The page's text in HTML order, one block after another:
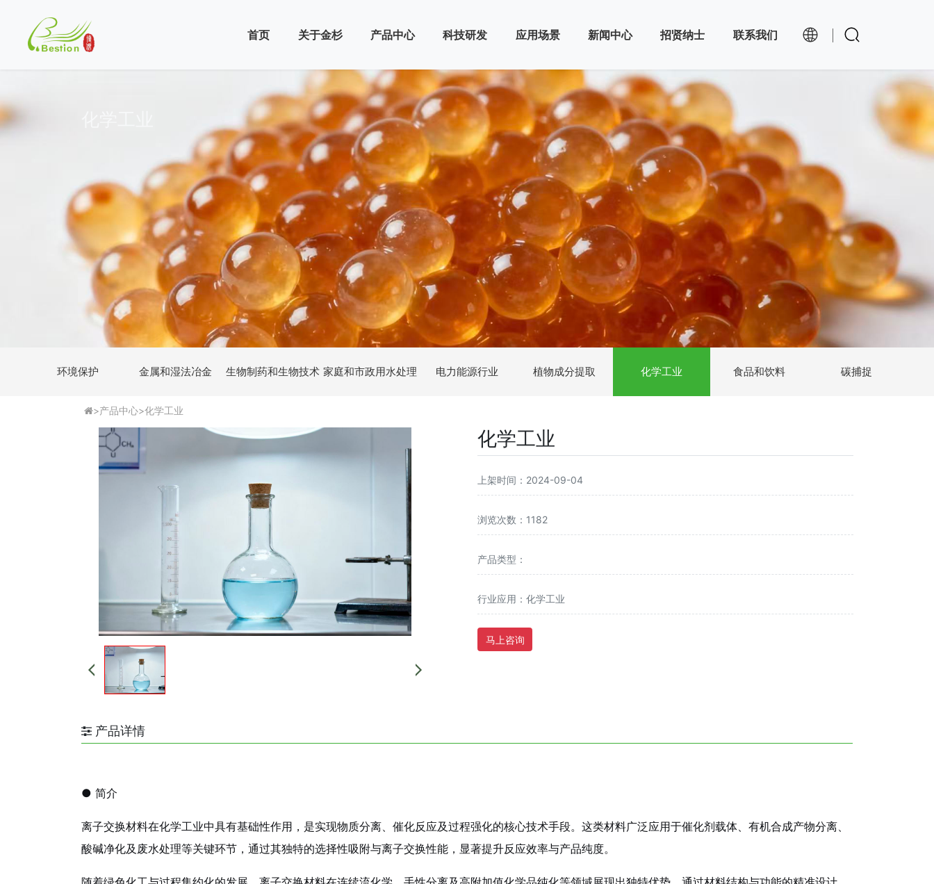
首页 关于金杉
> 企业文化
> 荣誉资质 >
产能布局 >
产品中心
> 金属和湿法冶金
> 家庭和市政用水处理 >
电力能源行业 > 植物成分提取 >
化学工业 > 食品和饮料 >
科技研发
> 工艺流程与技术
> 技术团队 >
应用场景
> 水处理
> 半导体 >
植物萃取 > 化工催化 >
环境保护 > 金属和湿法冶金 >
电力能源 >
新闻中心 招贤纳士 联系我们
环境保护 金属和湿法冶金 生物制药和生物技术 家庭和市政用水处理 电力能源行业 植物成分提取 化学工业 食品和饮料 碳捕捉
>产品中心>化学工业
化学工业
上架时间 ：2024-09-04
浏览次数 ：1182
产品类型 ：
行业应用 ：化学工业
马上咨询
产品详情
● 简介
离子交换材料在化学工业中具有基础性作用，是实现物质分离、催化反应及过程强化的核心技术手段。这类材料广泛应用于催化剂载体、有机合成产物分离、
酸碱净化及废水处理等关键环节，通过其独特的选择性吸附与离子交换性能，显著提升反应效率与产品纯度。